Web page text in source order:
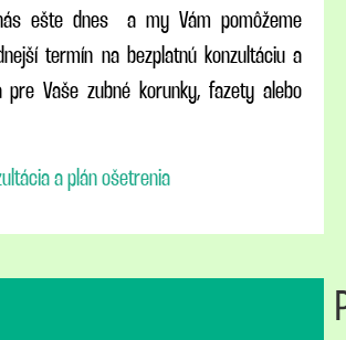
ešte dnes a my Vám pomôžeme
termín na bezplatnú konzultáciu a
pre Vaše zubné korunky, fazety alebo
a plán ošetrenia